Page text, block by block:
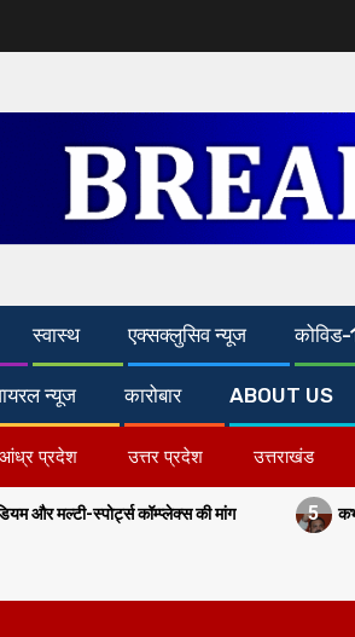
स्वास्थ एक्सक्लुसिव न्यूज
न्यूज कारोबार ABOUT US
आंध्र प्रदेश उत्तर प्रदेश उत्तराखंड
की मांग 5 कभी नक्सलियों के डर से